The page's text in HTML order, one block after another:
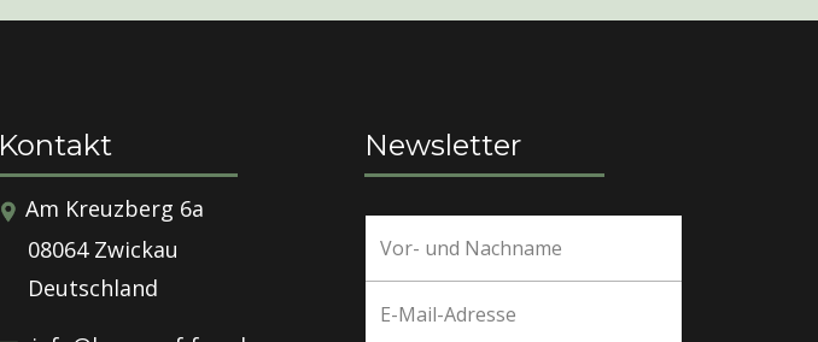
Kontakt
​​​Am Kreuzberg 6a
08064 Zwickau
Deutschland
Newsletter